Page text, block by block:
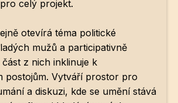
celý projekt.
otevírá téma politické
mužů a participativně
z nich inklinuje k
postojům. Vytváří prostor pro
a diskuzi, kde se umění stává